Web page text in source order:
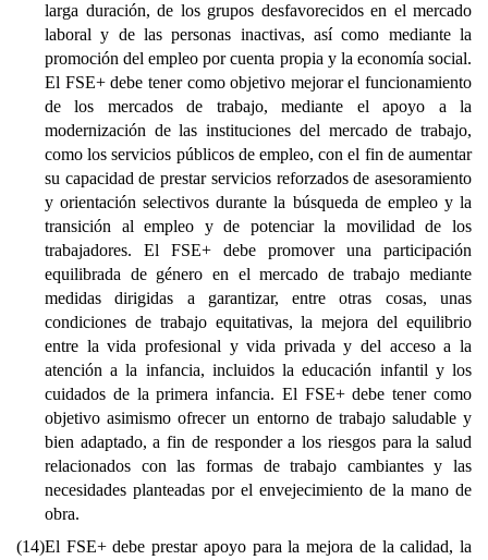
larga duración, de los grupos desfavorecidos en el mercado
laboral y de las personas inactivas, así como mediante la
promoción del empleo por cuenta propia y la economía social.
El FSE+ debe tener como objetivo mejorar el funcionamiento
de los mercados de trabajo, mediante el apoyo a la
modernización de las instituciones del mercado de trabajo,
como los servicios públicos de empleo, con el fin de aumentar
su capacidad de prestar servicios reforzados de asesoramiento
y orientación selectivos durante la búsqueda de empleo y la
transición al empleo y de potenciar la movilidad de los
trabajadores. El FSE+ debe promover una participación
equilibrada de género en el mercado de trabajo mediante
medidas dirigidas a garantizar, entre otras cosas, unas
condiciones de trabajo equitativas, la mejora del equilibrio
entre la vida profesional y vida privada y del acceso a la
atención a la infancia, incluidos la educación infantil y los
cuidados de la primera infancia. El FSE+ debe tener como
objetivo asimismo ofrecer un entorno de trabajo saludable y
bien adaptado, a fin de responder a los riesgos para la salud
relacionados con las formas de trabajo cambiantes y las
necesidades planteadas por el envejecimiento de la mano de
obra.
(14)El FSE+ debe prestar apoyo para la mejora de la calidad, la